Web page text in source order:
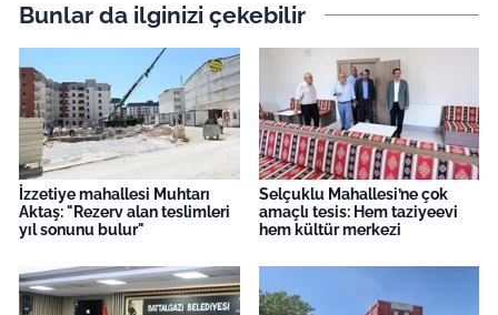
Bunlar da ilginizi çekebilir
İzzetiye mahallesi Muhtarı
Aktaş: "Rezerv alan teslimleri
yıl sonunu bulur"
Selçuklu Mahallesi’ne çok
amaçlı tesis: Hem taziyeevi
hem kültür merkezi